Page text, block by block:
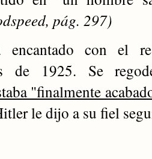
pág. 297)
encantado con el
de 1925. Se
"finalmente
le dijo a su fiel